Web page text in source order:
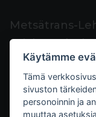
Metsätrans-
Asiakaspalvelu
Yhteystiedot
Palaute
Mediakortti
Käytämme
Tämä
sivuston
personoinnin ja
muuttaa